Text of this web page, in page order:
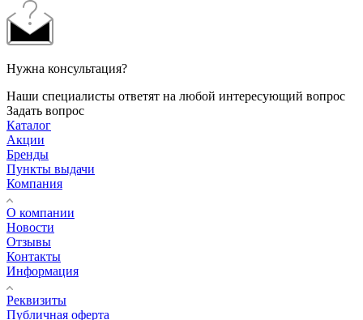
Нужна консультация?
Наши специалисты ответят на любой интересующий вопрос
Задать вопрос
Каталог
Акции
Бренды
Пункты выдачи
Компания
О компании
Новости
Отзывы
Контакты
Информация
Реквизиты
Публичная оферта